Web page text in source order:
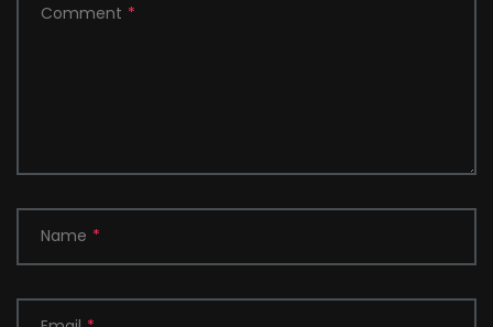
Comment *
Name *